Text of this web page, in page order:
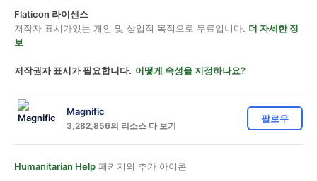
Flaticon 라이센스
저작자 표시가있는 개인 및 상업적 목적으로 무료입니다. 더 자세한 정
보
저작권자 표시가 필요합니다. 어떻게 속성을 지정하나요?
Magnific
3,282,856의 리소스 다 보기
팔로우
Humanitarian Help 패키지의 추가 아이콘